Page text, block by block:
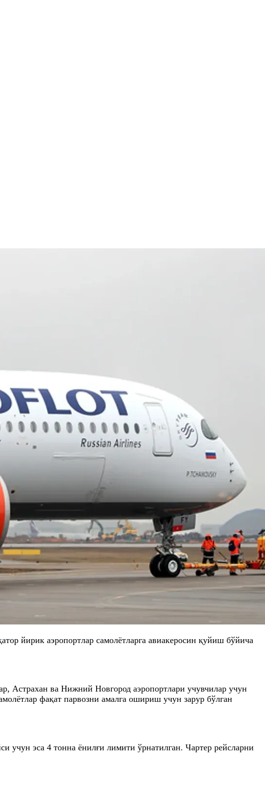
йирик аэропортлар самолётларга авиакеросин қуйиш бўйича
Астрахан ва Нижний Новгород аэропортлари учувчилар учун
фақат парвозни амалга ошириш учун зарур бўлган
эса 4 тонна ёнилғи лимити ўрнатилган. Чартер рейсларни